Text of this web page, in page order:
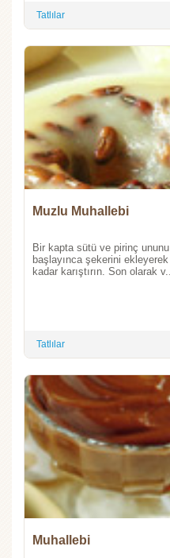
Tatlılar
Muzlu Muhallebi
Bir kapta sütü ve pirinç
başlayınca şekerini
kadar karıştırın. Son olarak v...
Tatlılar
Muhallebi